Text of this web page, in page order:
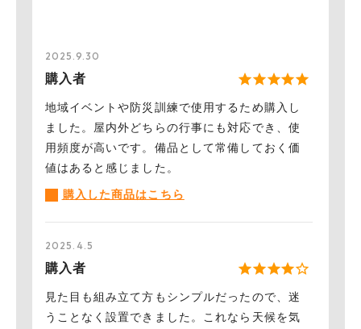
2025.9.30
購入者
地域イベントや防災訓練で使用するため購入し
ました。屋内外どちらの行事にも対応でき、使
用頻度が高いです。備品として常備しておく価
値はあると感じました。
︎購入した商品はこちら
2025.4.5
購入者
見た目も組み立て方もシンプルだったので、迷
うことなく設置できました。これなら天候を気